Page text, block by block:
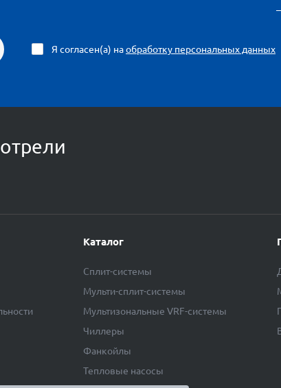
Я согласен(а) наобработку персональных данных
Каталог
Сплит-системы
Мульти-сплит-системы
Мультизональные VRF-системы
Чиллеры
Фанкойлы
Тепловые насосы